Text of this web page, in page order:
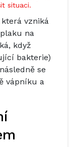
situaci.
vzniká
na
když
bakterie)
se
vápníku a